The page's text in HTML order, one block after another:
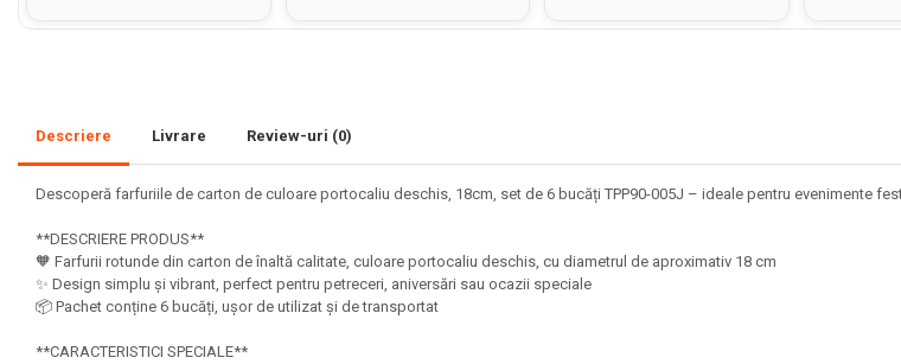
Culori si vopsele acrilice
Acuarele Guase
Pahare, palete si sorturi
pictura copii
Pensule scoala copii
Pensule cu rezervor
Descriere Livrare Review-uri (0)
Descoperă farfuriile de carton de culoare portocaliu deschis, 18cm, set de 6 bucăți TPP90-005J – ideale pentru evenimente
**DESCRIERE PRODUS**
🧡 Farfurii rotunde din carton de înaltă calitate, culoare portocaliu deschis, cu diametrul de aproximativ 18 cm
✨ Design simplu și vibrant, perfect pentru petreceri, aniversări sau ocazii speciale
📦 Pachet conține 6 bucăți, ușor de utilizat și de transportat
**CARACTERISTICI SPECIALE**